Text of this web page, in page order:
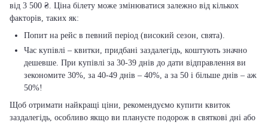
від 3 500 ₴. Ціна білету може змінюватися залежно від кількох
факторів, таких як:
Попит на рейс в певний період (високий сезон, свята).
Час купівлі – квитки, придбані заздалегідь, коштують значно
дешевше. При купівлі за 30-39 днів до дати відправлення ви
зекономите 30%, за 40-49 днів – 40%, а за 50 і більше днів – аж
50%!
Щоб отримати найкращі ціни, рекомендуємо купити квиток
заздалегідь, особливо якщо ви плануєте подорож в святкові дні або